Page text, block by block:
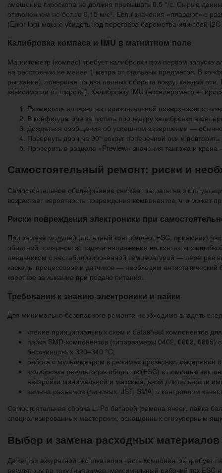
смещение гироскопа не должно превышать 0,5 °/с. Сырые
отклонением не более 0,15 м/с². Если значения «плавают» с
(Error log) можно увидеть код перегрева барометра или сбой
Калибровка компаса и IMU в магнитном поле
Магнитометр (компас) требует калибровки при первом запуске
на расстоянии не менее 1 метра от стальных предметов. В
рыскание), совершая по два полных оборота вокруг каждой
зависимости от широты). Калибровку IMU (акселерометр +
Разместить аппарат на горизонтальной поверхности с
В конфигураторе запустить процедуру калибровки
Дождаться сообщения об успешном завершении —
Повернуть дрон на 90° вокруг поперечной оси и
Проверить в разделе «Preview» значения тангажа и
Самостоятельный ремонт: риски и
Самостоятельное обслуживание снижает затраты на
возрастает вероятность повреждения компонентов, что может
Риски повреждения электроники при
При замене модулей (полетный контроллер, ESC, приемник)
обратной полярности: подача напряжения на контакты с
паяльником с нестабилизированной температурой — перегрев
каскады процессоров и датчиков — необходим
короткое замыкание при подаче питания.
Требования к знанию электроники и пайки
Для минимально безопасного ремонта необходимо владеть
чтение принципиальных схем и datasheet компонентов
пайка SMD-компонентов (типоразмеры 0402, 0603,
бессвинцовых 320–340 °C;
работа с мультиметром в режимах прозвонки, измерения
калибровка регуляторов оборотов (ESC) с помощью
настройки минимальной и максимальной длительности
замена разъемов (пиновых, JST, SMA) с контроллом
Самостоятельная сборка Li-Po батарей (замена ячеек, пайка
специализированных мастерских, оснащенных огнеупорным
Выбор и замена расходных материалов
Даже при аккуратной эксплуатации часть компонентов
регулятору по току (например, максимальный рабочий ток